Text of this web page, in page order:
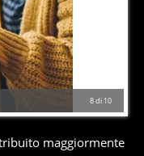
8di 10
maggiormente